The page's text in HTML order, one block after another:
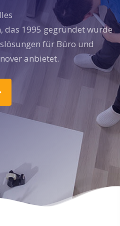
das 1995 gegründet wurde
für Büro und
anbietet.